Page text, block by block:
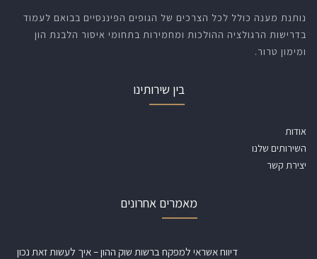
נותנת מענה כולל לכל הצרכים של הגופים הפיננסיים בבואם לעמוד
בדרישות הרגולציה ההולכות ומחמירות בתחומי איסור הלבנת הון
ומימון טרור.
בין שירותינו
אודות
השירותים שלנו
יצירת קשר
מאמרים אחרונים
דיווח אשראי למפקח ברשות שוק ההון – איך לעשות זאת נכון